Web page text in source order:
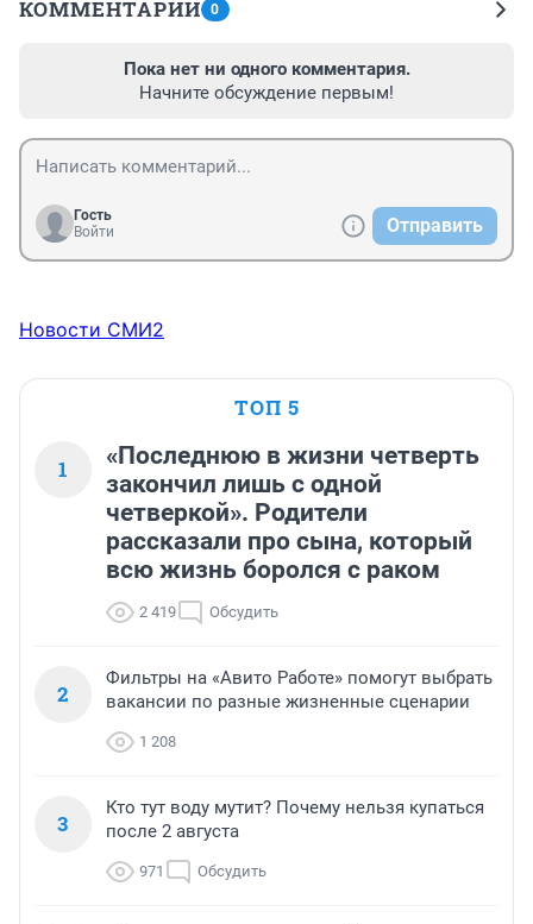
КОММЕНТАРИИ 0
Пока нет ни одного комментария.
Начните обсуждение первым!
Гость
Войти
Отправить
Новости СМИ2
ТОП 5
1
«Последнюю в жизни четверть
закончил лишь с одной
четверкой». Родители
рассказали про сына, который
всю жизнь боролся с раком
2 419 Обсудить
2
Фильтры на «Авито Работе» помогут выбрать
вакансии по разные жизненные сценарии
1 208
3
Кто тут воду мутит? Почему нельзя купаться
после 2 августа
971 Обсудить